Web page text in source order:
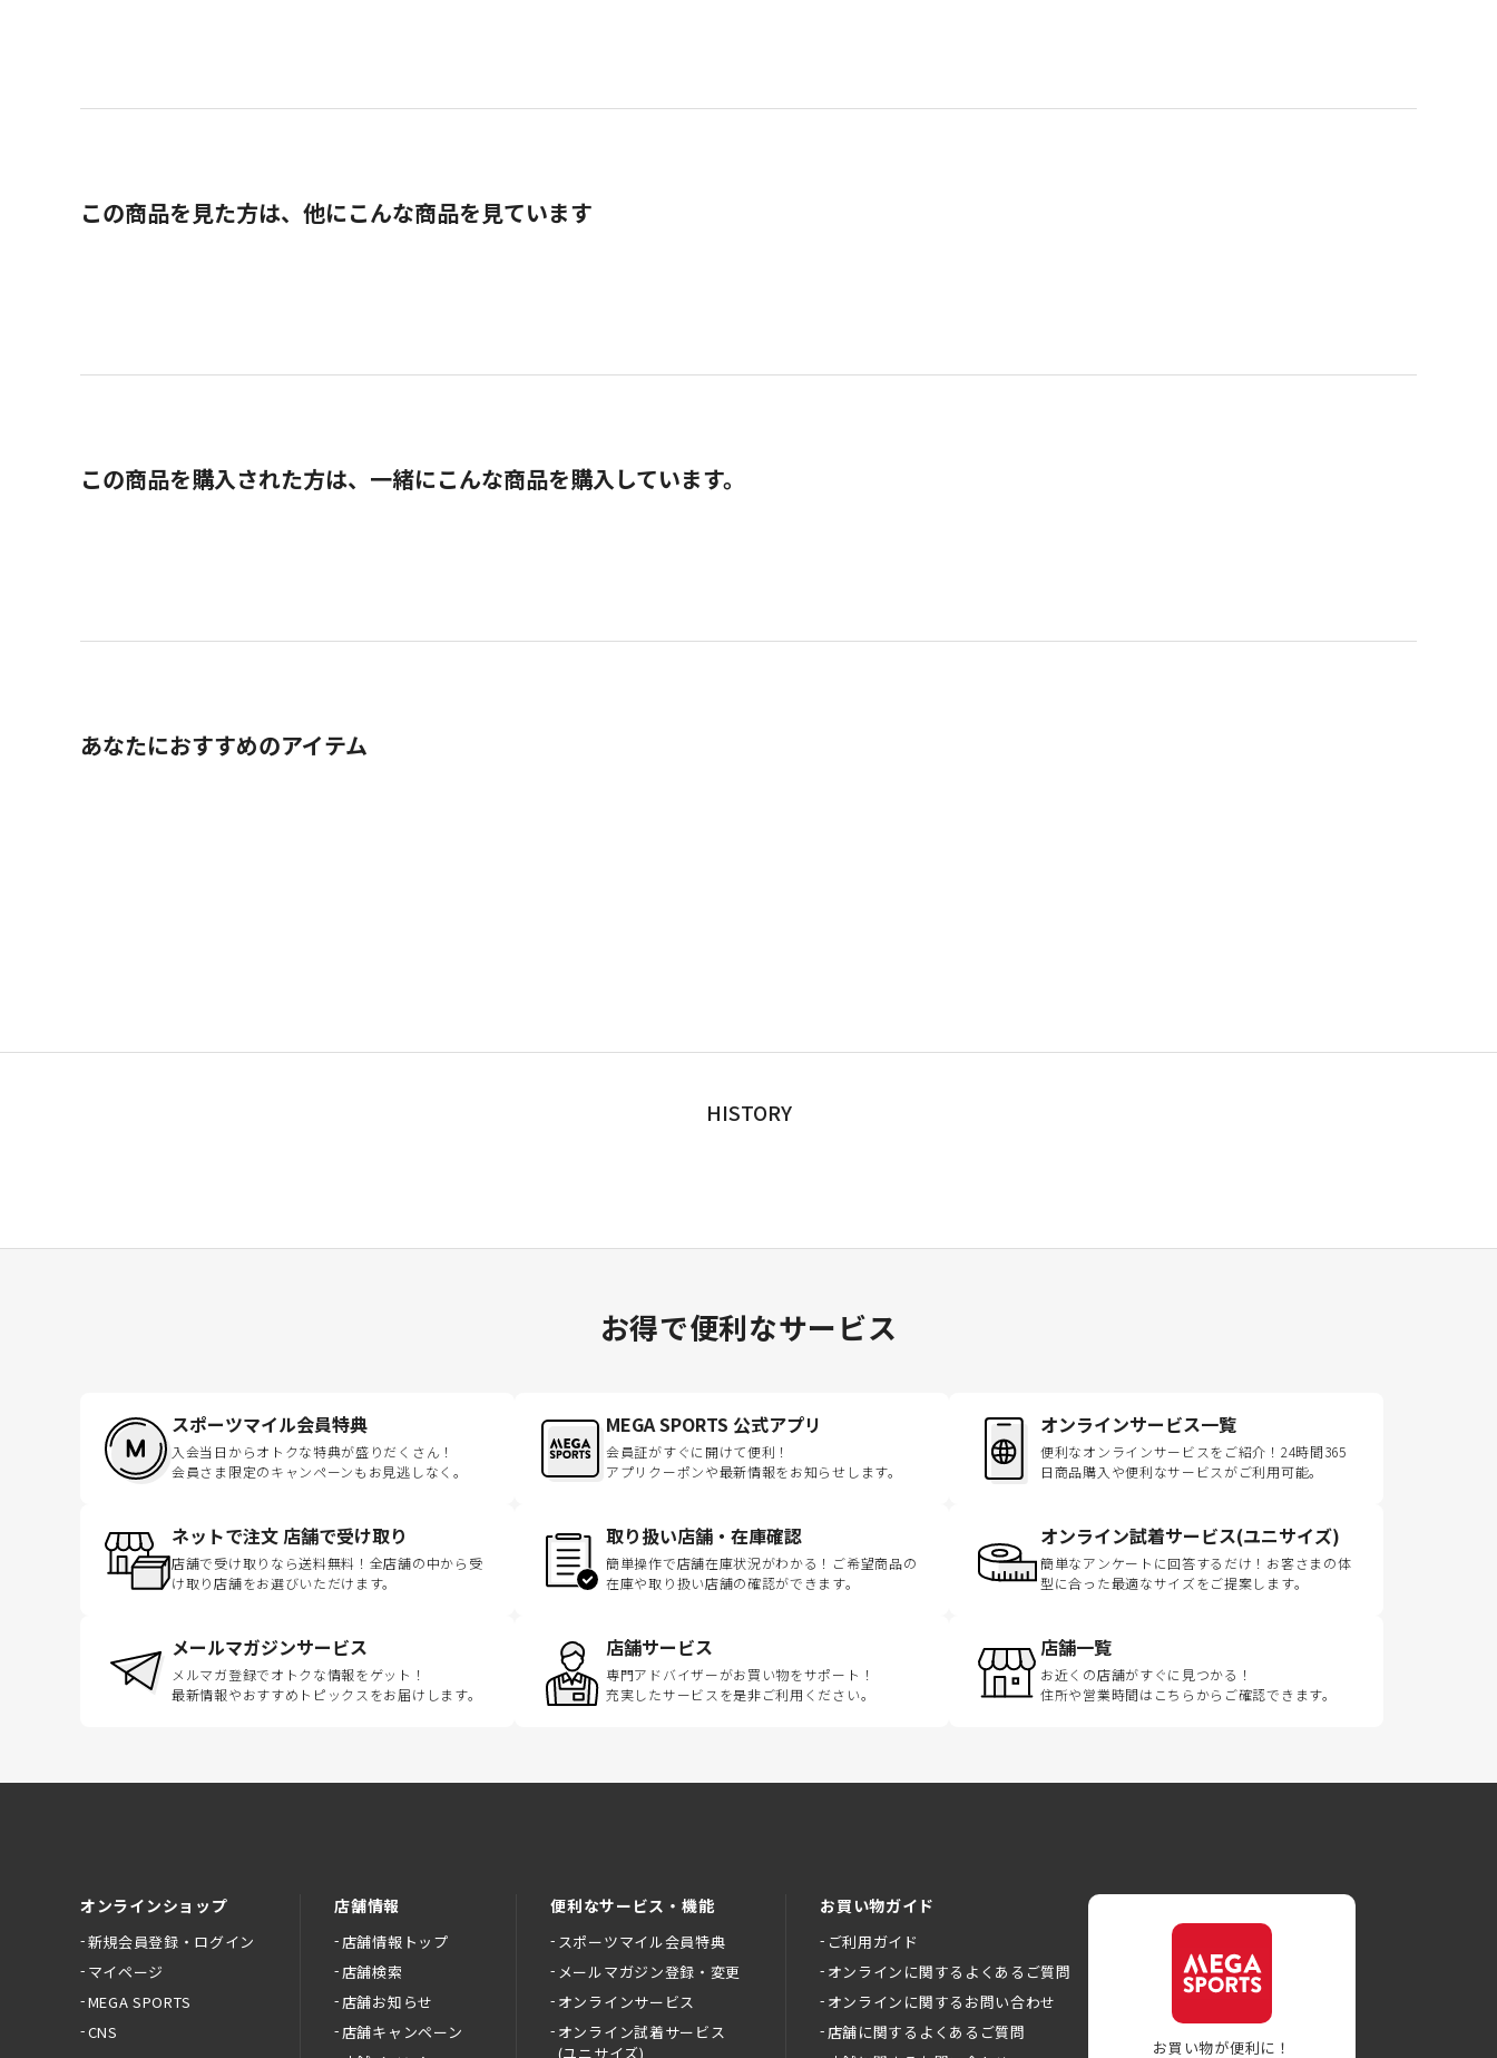
この商品を見た方は、他にこんな商品を見ています
この商品を購入された方は、一緒にこんな商品を購入しています。
あなたにおすすめのアイテム
HISTORY
お得で便利なサービス
スポーツマイル会員特典
入会当日からオトクな特典が盛りだくさん！
会員さま限定のキャンペーンもお見逃しなく。
MEGA SPORTS 公式アプリ
会員証がすぐに開けて便利！
アプリクーポンや最新情報をお知らせします。
オンラインサービス一覧
便利なオンラインサービスをご紹介！24時間365
日商品購入や便利なサービスがご利用可能。
ネットで注文 店舗で受け取り
店舗で受け取りなら送料無料！全店舗の中から受
け取り店舗をお選びいただけます。
取り扱い店舗・在庫確認
簡単操作で店舗在庫状況がわかる！ご希望商品の
在庫や取り扱い店舗の確認ができます。
オンライン試着サービス(ユニサイズ)
簡単なアンケートに回答するだけ！お客さまの体
型に合った最適なサイズをご提案します。
メールマガジンサービス
メルマガ登録でオトクな情報をゲット！
最新情報やおすすめトピックスをお届けします。
店舗サービス
専門アドバイザーがお買い物をサポート！
充実したサービスを是非ご利用ください。
店舗一覧
お近くの店舗がすぐに見つかる！
住所や営業時間はこちらからご確認できます。
オンラインショップ
新規会員登録・ログイン
マイページ
MEGA SPORTS
CNS
店舗情報
店舗情報トップ
店舗検索
店舗お知らせ
店舗キャンペーン
便利なサービス・機能
スポーツマイル会員特典
メールマガジン登録・変更
オンラインサービス
オンライン試着サービス
(ユニサイズ)
お買い物ガイド
ご利用ガイド
オンラインに関するよくあるご質問
オンラインに関するお問い合わせ
店舗に関するよくあるご質問
お買い物が便利に！